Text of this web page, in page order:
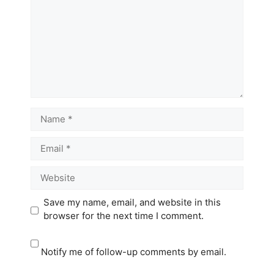
Name
Email
Website
Save my name, email, and website in this
browser for the next time I comment.
Notify me of follow-up comments by email.